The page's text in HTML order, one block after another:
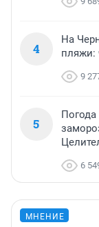
4
На
пляжи:
9
5
Погода
6
МНЕНИЕ